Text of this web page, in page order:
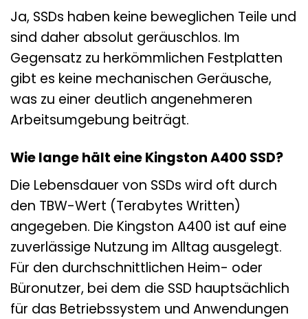
Ja, SSDs haben keine beweglichen Teile und
sind daher absolut geräuschlos. Im
Gegensatz zu herkömmlichen Festplatten
gibt es keine mechanischen Geräusche,
was zu einer deutlich angenehmeren
Arbeitsumgebung beiträgt.
Wie lange hält eine Kingston A400 SSD?
Die Lebensdauer von SSDs wird oft durch
den TBW-Wert (Terabytes Written)
angegeben. Die Kingston A400 ist auf eine
zuverlässige Nutzung im Alltag ausgelegt.
Für den durchschnittlichen Heim- oder
Büronutzer, bei dem die SSD hauptsächlich
für das Betriebssystem und Anwendungen